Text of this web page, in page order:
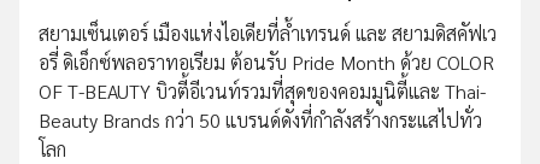
สยามเซ็นเตอร์ เมืองแห่งไอเดียที่ล้ำเทรนด์ และ สยามดิสคัฟเว
อรี่ ดิเอ็กซ์พลอราทอเรียม ต้อนรับ Pride Month ด้วย COLOR
OF T-BEAUTY บิวตี้อีเวนท์รวมที่สุดของคอมมูนิตี้และ Thai-
Beauty Brands กว่า 50 แบรนด์ดังที่กำลังสร้างกระแสไปทั่ว
โลก